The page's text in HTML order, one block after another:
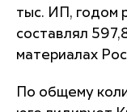
тыс. ИП, годом
составлял
материалах
По общему